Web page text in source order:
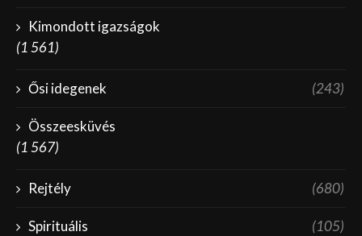
Kimondott igazságok
(1 561)
Ősi idegenek (243)
Összeesküvés
(1 567)
Rejtély (680)
Spirituális (105)